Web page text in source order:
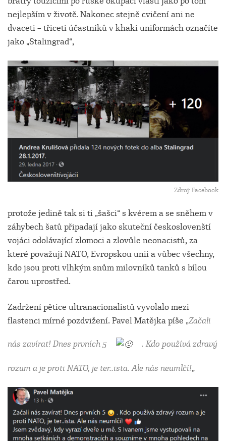
nejlepším v životě. Nakonec stejně cvičení ani ne
dvaceti – třiceti účastníků v khaki uniformách označíte
jako „Stalingrad“,
Zdroj: Facebook
protože jedině tak si ti „šašci“ s kvérem a se sněhem v
záhybech šatů připadají jako skuteční českoslovenští
vojáci odolávající zlomoci a zlovůle neonacistů, za
které považují NATO, Evropskou unii a vůbec všechny,
kdo jsou proti vlhkým snům milovníků tanků s bílou
čarou uprostřed.
Zadržení pětice ultranacionalistů vyvolalo mezi
flastenci mírné pozdvižení. Pavel Matějka píše „Začali
nás zavírat! Dnes prvních 5 . Kdo používá zdravý
rozum a je proti NATO, je ter..ista. Ale nás neumlčí!„